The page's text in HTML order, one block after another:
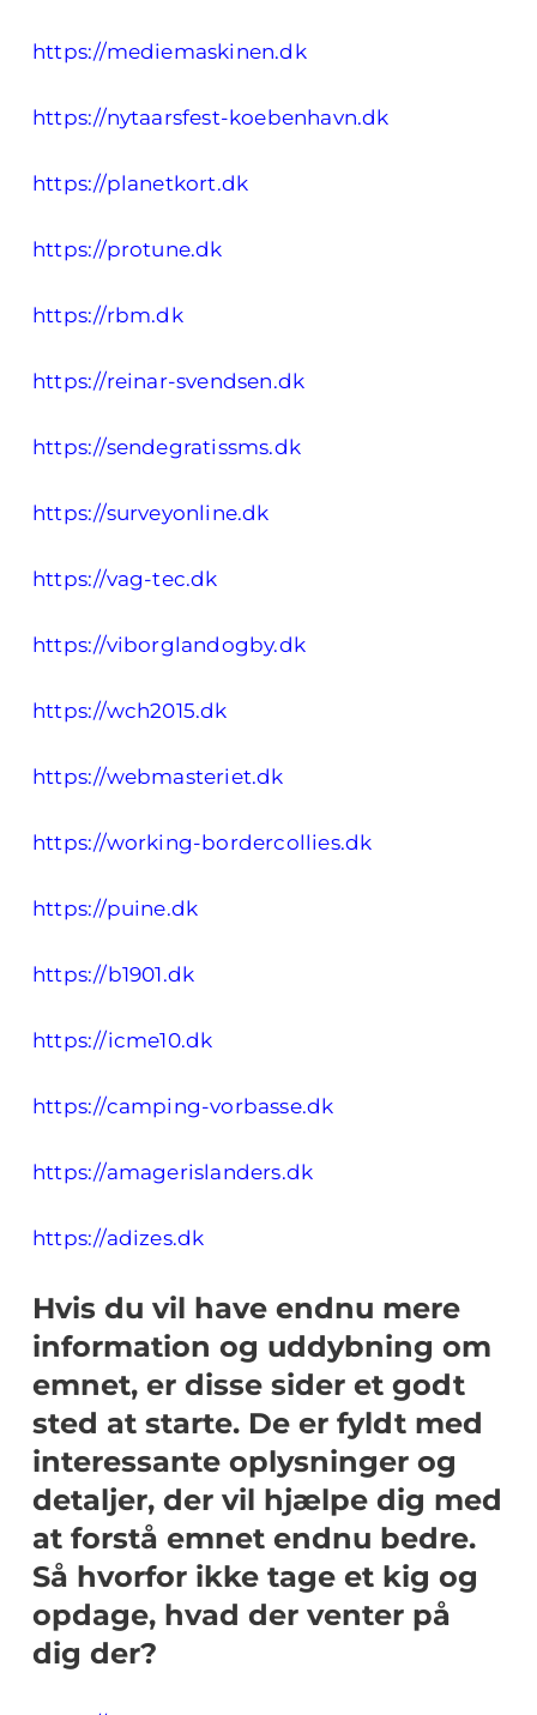
https://mediemaskinen.dk
https://nytaarsfest-koebenhavn.dk
https://planetkort.dk
https://protune.dk
https://rbm.dk
https://reinar-svendsen.dk
https://sendegratissms.dk
https://surveyonline.dk
https://vag-tec.dk
https://viborglandogby.dk
https://wch2015.dk
https://webmasteriet.dk
https://working-bordercollies.dk
https://puine.dk
https://b1901.dk
https://icme10.dk
https://camping-vorbasse.dk
https://amagerislanders.dk
https://adizes.dk
Hvis du vil have endnu mere
information og uddybning om
emnet, er disse sider et godt
sted at starte. De er fyldt med
interessante oplysninger og
detaljer, der vil hjælpe dig med
at forstå emnet endnu bedre.
Så hvorfor ikke tage et kig og
opdage, hvad der venter på
dig der?